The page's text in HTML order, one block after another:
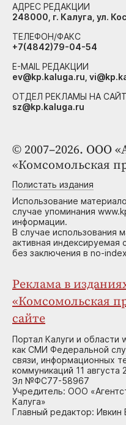
© 2007–2026. ООО
«Комсомольская
Полистать издания
Использование
случае упоминания
информации.
В случае использования
активная индексируемая
без заключения в no-
Реклама в
«Комсомольская
сайте
Портал Калуги и области
как СМИ Федеральной
связи, информационных
коммуникаций 11 августа
Эл №ФС77-58967
Учредитель: ООО
Калуга»
Главный редактор: Ивкин
АДРЕС РЕДАКЦИИ
248000, г. Калуга, ул.
ТЕЛЕФОН/ФАКС
+7(4842)79-04-54
E-MAIL РЕДАКЦИИ
ev@kp.kaluga.ru,
ОТДЕЛ РЕКЛАМЫ НА
sz@kp.kaluga.ru